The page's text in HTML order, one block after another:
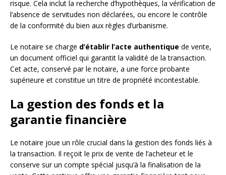
risque. Cela inclut la recherche d’hypothèques, la vérification de
l’absence de servitudes non déclarées, ou encore le contrôle
de la conformité du bien aux règles d’urbanisme.
Le notaire se charge d’établir l’acte authentique de vente,
un document officiel qui garantit la validité de la transaction.
Cet acte, conservé par le notaire, a une force probante
supérieure et constitue un titre de propriété incontestable.
La gestion des fonds et la
garantie financière
Le notaire joue un rôle crucial dans la gestion des fonds liés à
la transaction. Il reçoit le prix de vente de l’acheteur et le
conserve sur un compte spécial jusqu’à la finalisation de la